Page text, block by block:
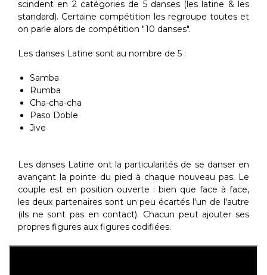
scindent en 2 catégories de 5 danses (les latine & les
standard). Certaine compétition les regroupe toutes et
on parle alors de compétition "10 danses".
Les danses Latine sont au nombre de 5 :
Samba
Rumba
Cha-cha-cha
Paso Doble
Jive
Les danses Latine ont la particularités de se danser en
avançant la pointe du pied à chaque nouveau pas. Le
couple est en position ouverte : bien que face à face,
les deux partenaires sont un peu écartés l'un de l'autre
(ils ne sont pas en contact). Chacun peut ajouter ses
propres figures aux figures codifiées.